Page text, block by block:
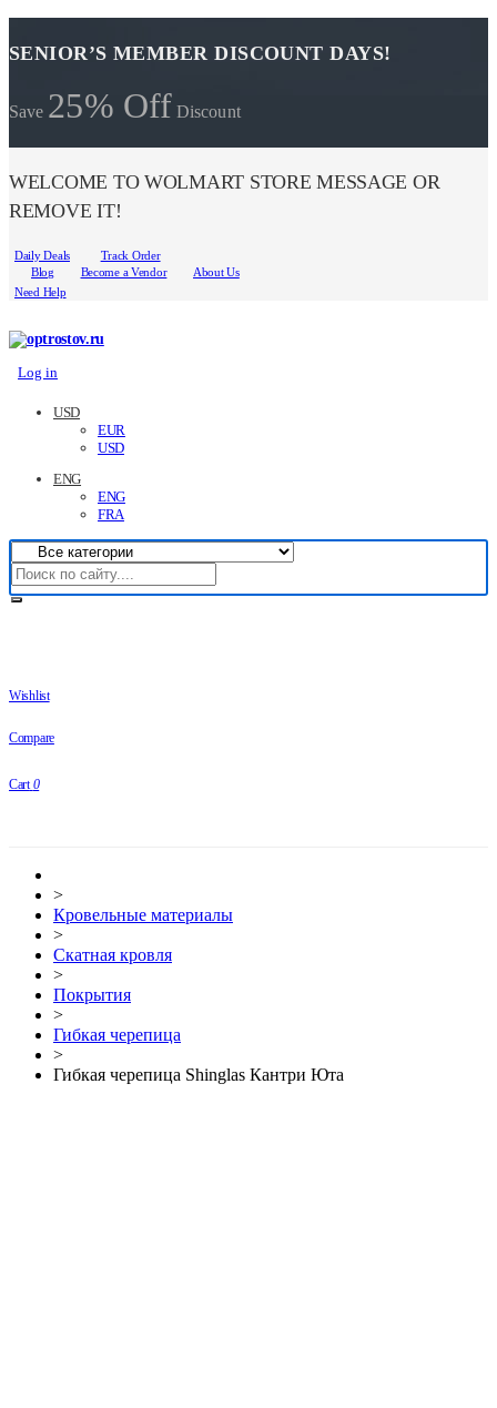
SENIOR’S MEMBER DISCOUNT DAYS!
Save 25% Off Discount
WELCOME TO WOLMART STORE MESSAGE OR
REMOVE IT!
Daily Deals
Track Order
Blog
Become a Vendor
About Us
Need Help
Log in
USD
EUR
USD
ENG
ENG
FRA
Wishlist
Compare
Cart 0
>
Кровельные материалы
>
Скатная кровля
>
Покрытия
>
Гибкая черепица
>
Гибкая черепица Shinglas Кантри Юта